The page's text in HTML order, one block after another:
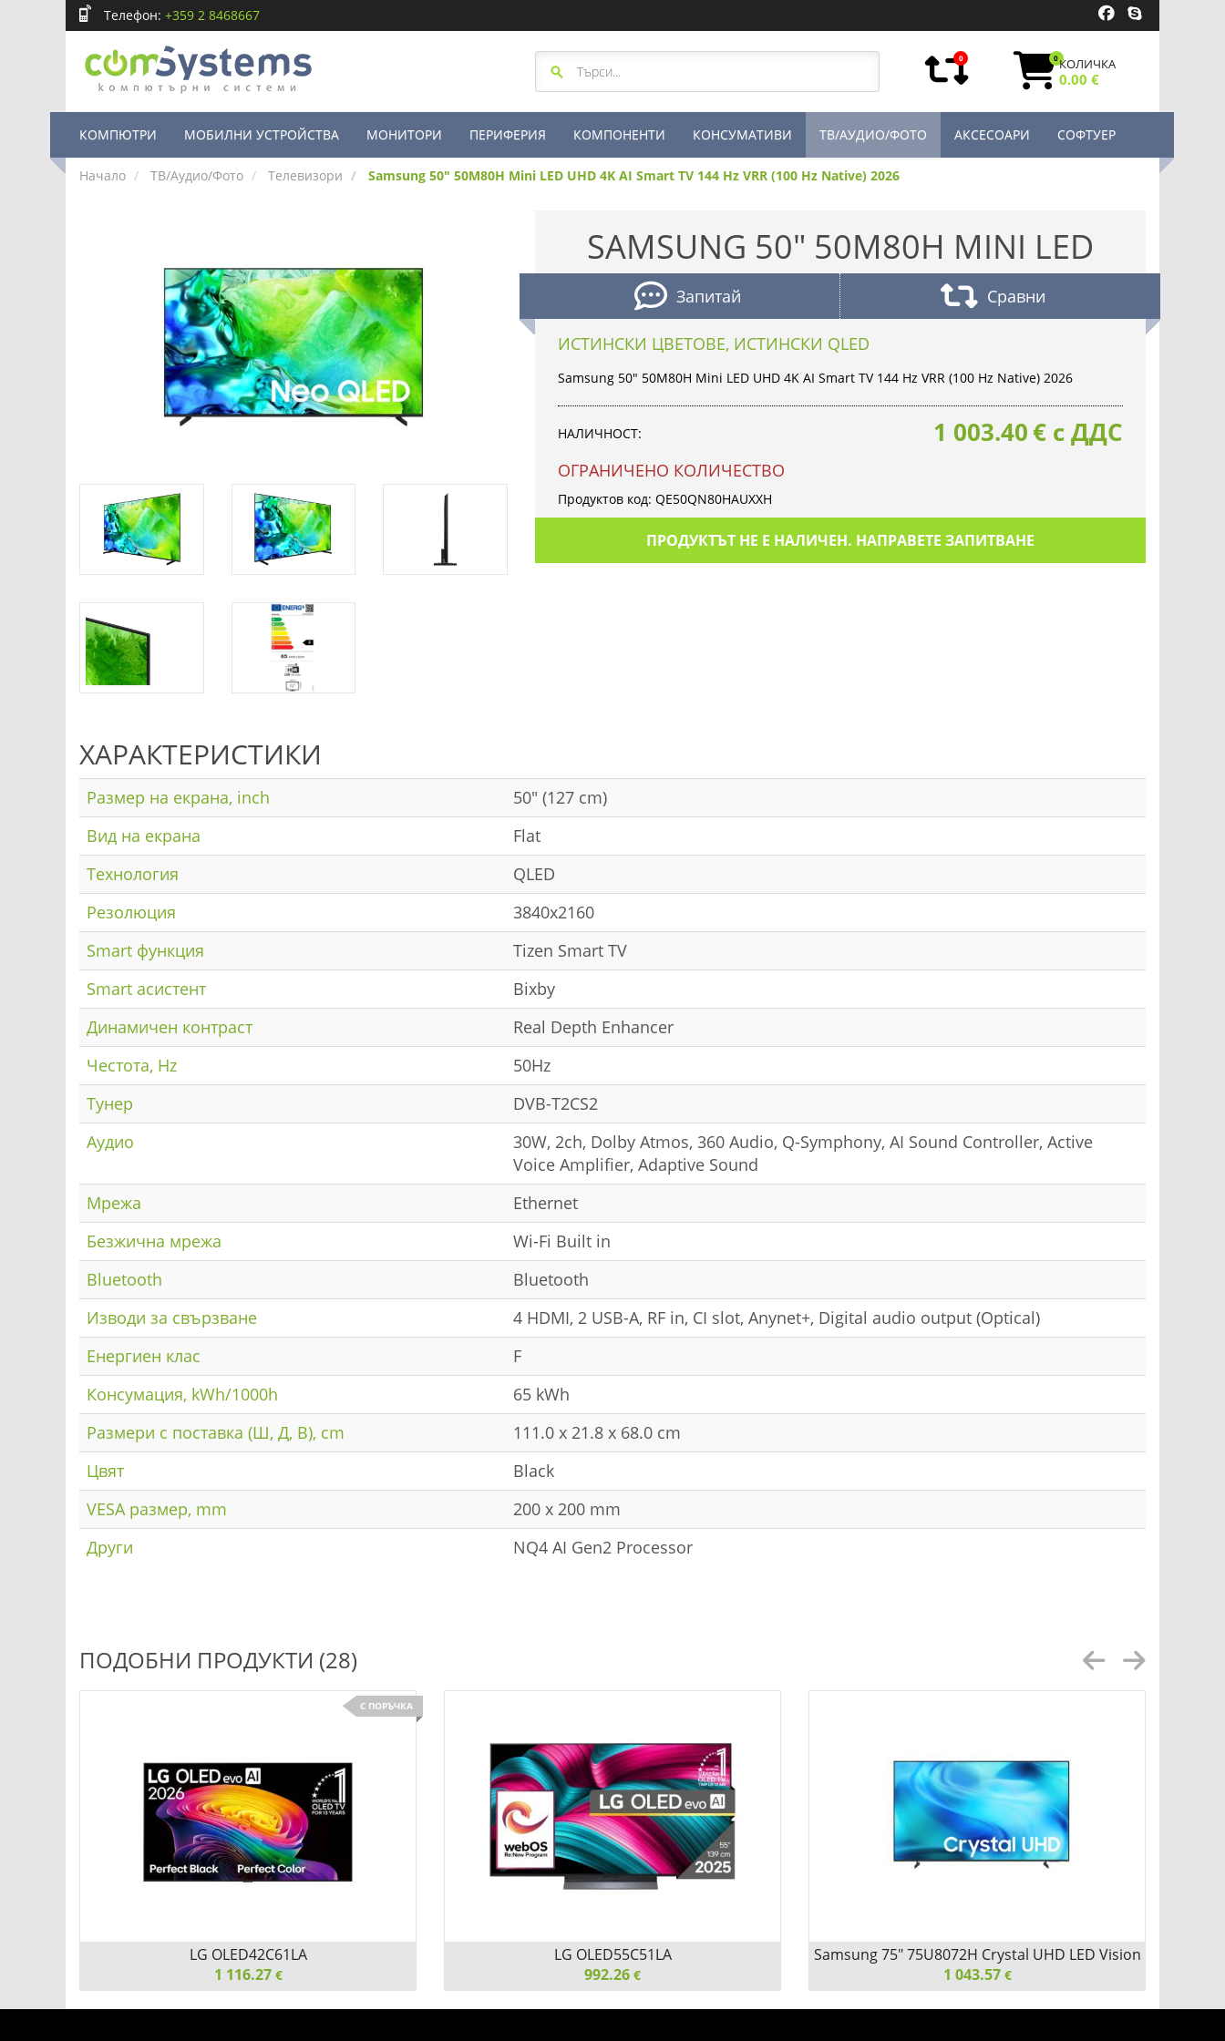
Телефон: +359 2 8468667
0 0КОЛИЧКА
0.00 €
КОМПЮТРИ МОБИЛНИ УСТРОЙСТВА МОНИТОРИ ПЕРИФЕРИЯ КОМПОНЕНТИ КОНСУМАТИВИ ТВ/АУДИО/ФОТО АКСЕСОАРИ СОФТУЕР
Начало ТВ/Аудио/Фото Телевизори Samsung 50" 50M80H Mini LED UHD 4K AI Smart TV 144 Hz VRR (100 Hz Native) 2026
SAMSUNG 50" 50M80H MINI LED
Запитай Сравни
ИСТИНСКИ ЦВЕТОВЕ, ИСТИНСКИ QLED
Samsung 50" 50M80H Mini LED UHD 4K AI Smart TV 144 Hz VRR (100 Hz Native) 2026
НАЛИЧНОСТ:
OГРАНИЧЕНО КОЛИЧЕСТВО
1 003.40€ с ДДС
Продуктов код: QE50QN80HAUXXH
ПРОДУКТЪТ НЕ Е НАЛИЧЕН. НАПРАВЕТЕ ЗАПИТВАНЕ
ХАРАКТЕРИСТИКИ
Размер на екрана, inch
50" (127 cm)
Вид на екрана
Flat
Технология
QLED
Резолюция
3840x2160
Smart функция
Tizen Smart TV
Smart асистент
Bixby
Динамичен контраст
Real Depth Enhancer
Честота, Hz
50Hz
Тунер
DVB-T2CS2
Аудио
30W, 2ch, Dolby Atmos, 360 Audio, Q-Symphony, AI Sound Controller, Active
Voice Amplifier, Adaptive Sound
Мрежа
Ethernet
Безжична мрежа
Wi-Fi Built in
Bluetooth
Bluetooth
Изводи за свързване
4 HDMI, 2 USB-A, RF in, CI slot, Anynet+, Digital audio output (Optical)
Енергиен клас
F
Консумация, kWh/1000h
65 kWh
Размери с поставка (Ш, Д, В), cm
111.0 x 21.8 x 68.0 cm
Цвят
Black
VESA размер, mm
200 x 200 mm
Други
NQ4 AI Gen2 Processor
ПОДОБНИ ПРОДУКТИ (28)
С ПОРЪЧКА
LG OLED42C61LA
1 116.27 €
LG OLED55C51LA
992.26 €
Samsung 75" 75U8072H Crystal UHD LED Vision
AI Smart 4K 50Hz 2026
1 043.57 €